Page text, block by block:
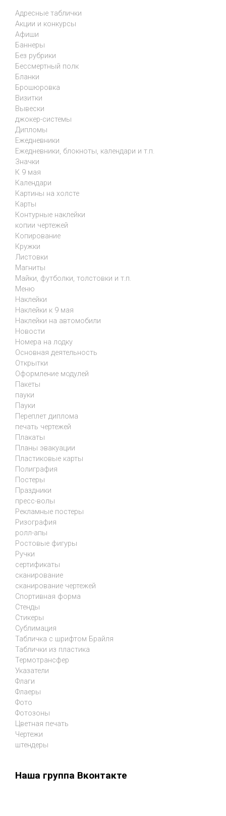
Адресные таблички
Акции и конкурсы
Афиши
Баннеры
Без рубрики
Бессмертный полк
Бланки
Брошюровка
Визитки
Вывески
джокер-системы
Дипломы
Ежедневники
Ежедневники, блокноты, календари и т.п.
Значки
К 9 мая
Календари
Картины на холсте
Карты
Контурные наклейки
копии чертежей
Копирование
Кружки
Листовки
Магниты
Майки, футболки, толстовки и т.п.
Меню
Наклейки
Наклейки к 9 мая
Наклейки на автомобили
Новости
Номера на лодку
Основная деятельность
Открытки
Оформление модулей
Пакеты
пауки
Пауки
Переплет диплома
печать чертежей
Плакаты
Планы эвакуации
Пластиковые карты
Полиграфия
Постеры
Праздники
пресс-волы
Рекламные постеры
Ризография
ролл-апы
Ростовые фигуры
Ручки
сертификаты
сканирование
сканирование чертежей
Спортивная форма
Стенды
Стикеры
Сублимация
Табличка с шрифтом Брайля
Таблички из пластика
Термотрансфер
Указатели
Флаги
Флаеры
Фото
Фотозоны
Цветная печать
Чертежи
штендеры
Наша группа Вконтакте